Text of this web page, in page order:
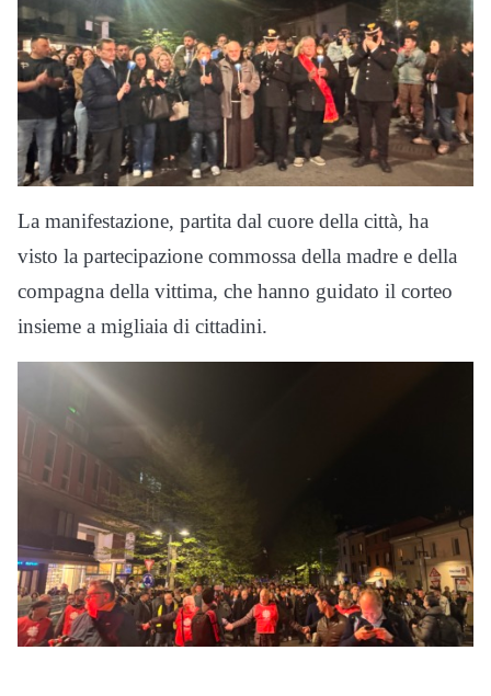
La manifestazione, partita dal cuore della città, ha
visto la partecipazione commossa della madre e della
compagna della vittima, che hanno guidato il corteo
insieme a migliaia di cittadini.